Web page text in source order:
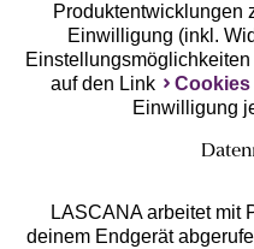
Produktentwicklungen
Einwilligung (inkl.
Einstellungsmöglichkeiten
auf den Link
Cookies
Einwilligung
LASCANA arbeitet mit
deinem Endgerät